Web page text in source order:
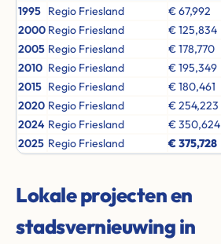
1995 Regio Friesland
€ 67,992
2000 Regio Friesland
€ 125,834
2005 Regio Friesland
€ 178,770
2010 Regio Friesland
€ 195,349
2015 Regio Friesland
€ 180,461
2020 Regio Friesland
€ 254,223
2024 Regio Friesland
€ 350,624
2025 Regio Friesland € 375,728
Lokale projecten en
stadsvernieuwing in